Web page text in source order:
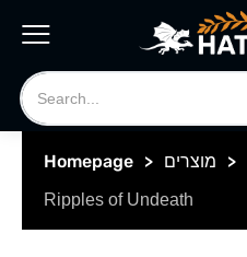
Homepage > מוצרים >
Ripples of Undeath